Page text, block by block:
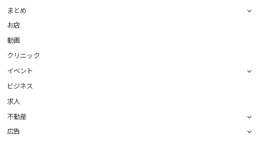
まとめ
お店
動画
クリニック
イベント
ビジネス
求人
不動産
広告